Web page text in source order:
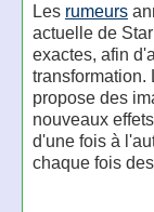
Les rumeurs
actuelle de
exactes, afin
transformation.
propose des
nouveaux
d'une fois à
chaque fois